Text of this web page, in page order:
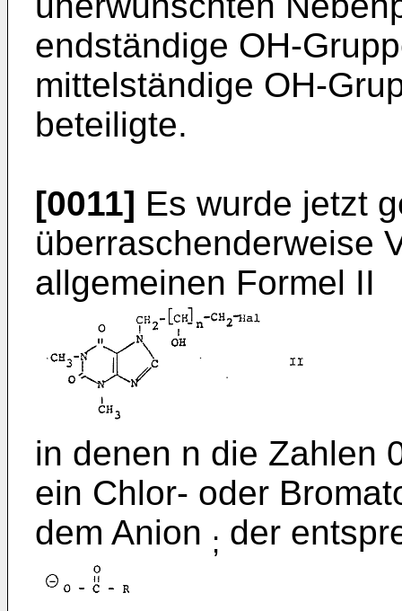
endständige OH-
mittelständige OH-
beteiligte.
[0011] Es wurde jetzt
überraschenderweise
allgemeinen Formel II
in denen n die Zahlen
ein Chlor- oder
dem Anion ; der